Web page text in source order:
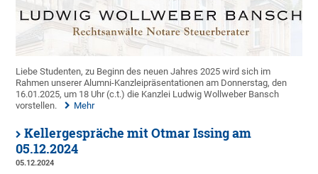
Liebe Studenten, zu Beginn des neuen Jahres 2025 wird sich im
Rahmen unserer Alumni-Kanzleipräsentationen am Donnerstag, den
16.01.2025, um 18 Uhr (c.t.) die Kanzlei Ludwig Wollweber Bansch
vorstellen.
Mehr
Kellergespräche mit Otmar Issing am
05.12.2024
05.12.2024